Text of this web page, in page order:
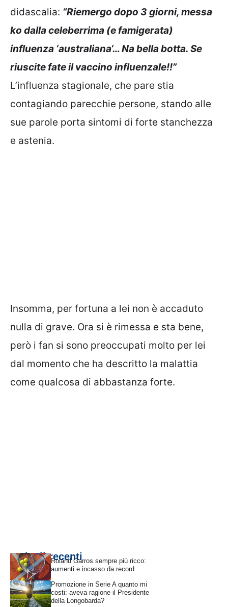
didascalia: “Riemergo dopo 3 giorni, messa
ko dalla celeberrima (e famigerata)
influenza ‘australiana‘… Na bella botta. Se
riuscite fate il vaccino influenzale!!”
L’influenza stagionale, che pare stia
contagiando parecchie persone, stando alle
sue parole porta sintomi di forte stanchezza
e astenia.
Insomma, per fortuna a lei non è accaduto
nulla di grave. Ora si è rimessa e sta bene,
però i fan si sono preoccupati molto per lei
dal momento che ha descritto la malattia
come qualcosa di abbastanza forte.
Articoli recentiRoland Garros sempre più ricco:
aumenti e incasso da record
Promozione in Serie A quanto mi
costi: aveva ragione il Presidente
della Longobarda?